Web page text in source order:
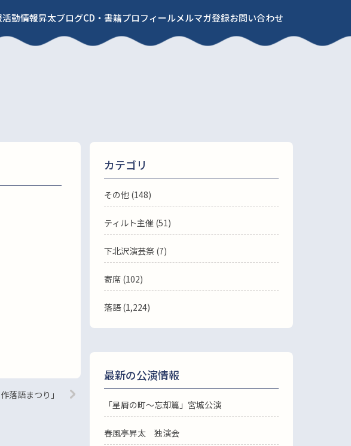
活動情報昇太ブログCD・書籍プロフィールメルマガ登録お問い合わせ
落語まつり」
カテゴリ
その他 (148)
ティルト主催 (51)
下北沢演芸祭 (7)
寄席 (102)
落語(1,224)
最新の公演情報
「星屑の町～忘却篇」宮城公演
春風亭昇太 独演会